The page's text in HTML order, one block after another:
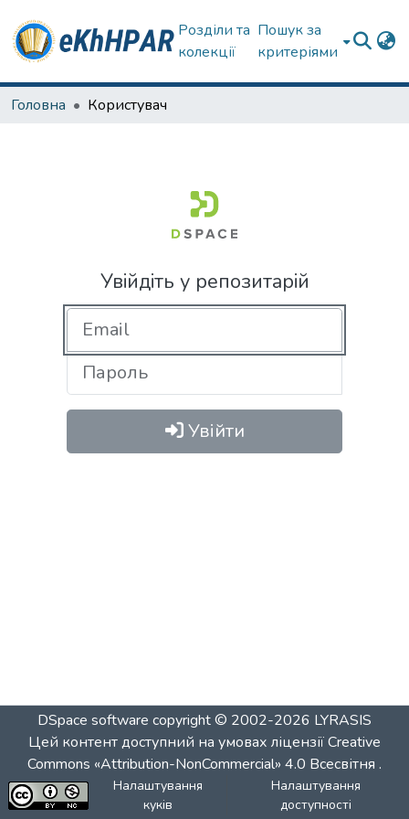
Розділи та
колекції
Пошук за
критеріями
Головна Користувач
Увійдіть у репозитарій
Увійти
DSpace software copyright © 2002-2026 LYRASIS
Цей контент доступний на умовах ліцензіїCreative
Commons «Attribution-NonCommercial» 4.0 Всесвітня .
Налаштування
куків
Налаштування
доступності